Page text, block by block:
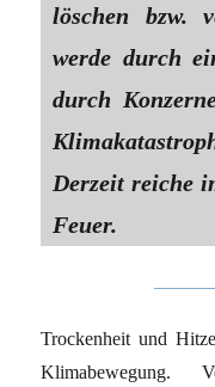
löschen bzw.
werde durch
durch
Derzeit reiche
Feuer.
Trockenheit und
Klimabewegung.